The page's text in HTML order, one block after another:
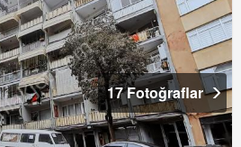
17 Fotoğraflar